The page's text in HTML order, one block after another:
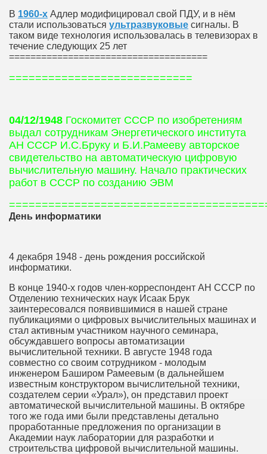
В 1960-х Адлер модифицировал свой ПДУ, и в нём
стали использоваться ультразвуковые сигналы. В
таком виде технология использовалась в телевизорах в
течение следующих 25 лет
=====================================
============================
04/12/1948 Госкомитет СССР по изобретениям
выдал сотрудникам Энергетического института
АН СССР И.С.Бруку и Б.И.Рамееву авторское
свидетельство на автоматическую цифровую
вычислительную машину. Начало практических
работ в СССР по созданию ЭВМ
День информатики
4 декабря 1948 - день рождения российской
информатики.
В конце 1940-х годов член-корреспондент АН СССР по
Отделению технических наук Исаак Брук
заинтересовался появившимися в нашей стране
публикациями о цифровых вычислительных машинах и
стал активным участником научного семинара,
обсуждавшего вопросы автоматизации
вычислительной техники. В августе 1948 года
совместно со своим сотрудником - молодым
инженером Баширом Рамеевым (в дальнейшем
известным конструктором вычислительной техники,
создателем серии «Урал»), он представил проект
автоматической вычислительной машины. В октябре
того же года ими были представлены детально
проработанные предложения по организации в
Академии наук лаборатории для разработки и
строительства цифровой вычислительной машины.